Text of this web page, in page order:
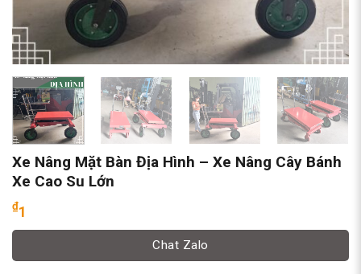
Xe Nâng Mặt Bàn Địa Hình – Xe Nâng Cây Bánh
Xe Cao Su Lớn
₫1
Chat Zalo